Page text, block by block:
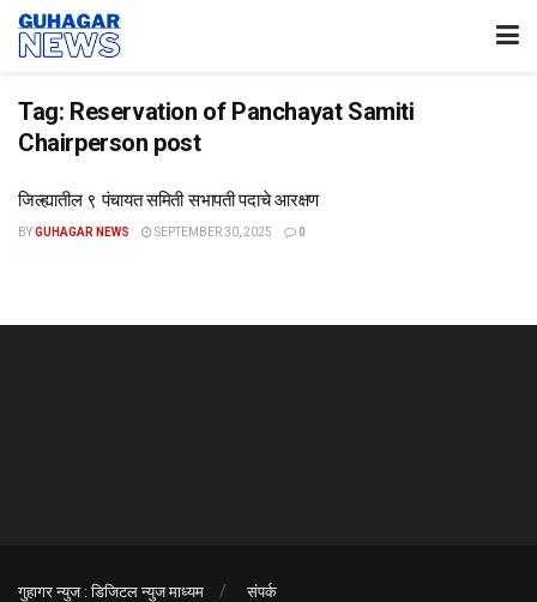
Tag: Reservation of Panchayat Samiti
Chairperson post
जिल्ह्यातील ९ पंचायत समिती सभापती पदाचे आरक्षण
BYGUHAGAR NEWS SEPTEMBER 30, 2025 0
गुहागर न्युज : डिजिटल न्युज माध्यम संपर्क